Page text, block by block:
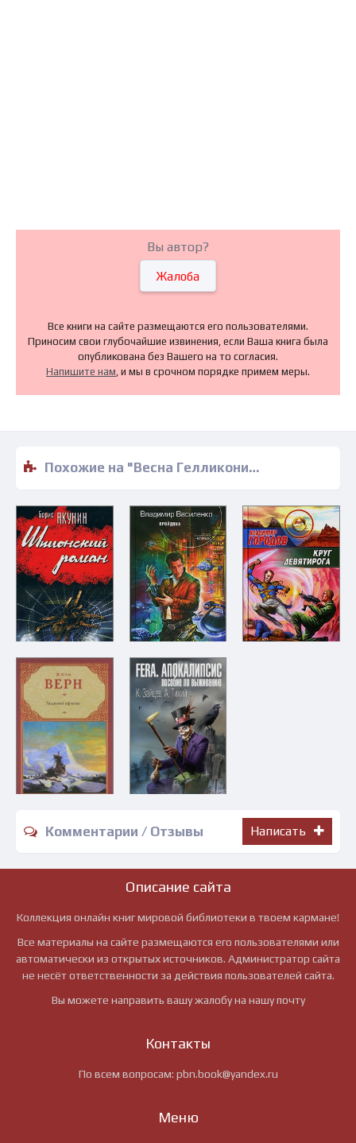
Вы автор?
Жалоба
Все книги на сайте размещаются его пользователями.
Приносим свои глубочайшие извинения, если Ваша книга была
опубликована без Вашего на то согласия.
Напишите нам , и мы в срочном порядке примем меры.
Похожие на "Весна Гелликонии - Брайан У. Олдисс" книги читать бесплатно полные версии
Комментарии / Отзывы Написать
Описание сайта
Коллекция онлайн книг мировой библиотеки в твоем кармане!
Все материалы на сайте размещаются его пользователями или
автоматически из открытых источников. Администратор сайта
не несёт ответственности за действия пользователей сайта.
Вы можете направить вашу жалобу на нашу почту
Контакты
По всем вопросам: pbn.book@yandex.ru
Меню